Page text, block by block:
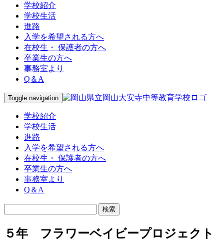
学校紹介
学校生活
進路
入学を希望される方へ
在校生・ 保護者の方へ
卒業生の方へ
事務室より
Q＆A
Toggle navigation
学校紹介
学校生活
進路
入学を希望される方へ
在校生・ 保護者の方へ
卒業生の方へ
事務室より
Q＆A
５年 フラワーベイビープロジェクト